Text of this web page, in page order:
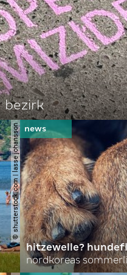
bezirk
© shutterstock.com | lasse johansson
hitzewelle?